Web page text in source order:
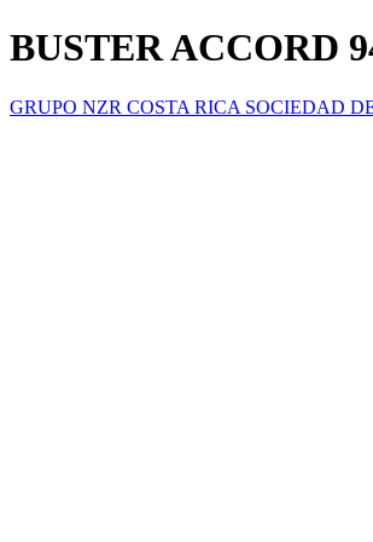
BUSTER ACCORD
GRUPO NZR COSTA RICA SOCIEDAD